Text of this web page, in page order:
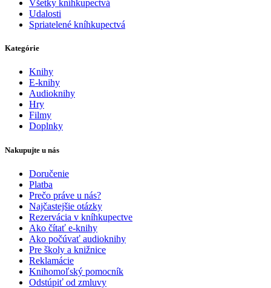
Všetky kníhkupectvá
Udalosti
Spriatelené kníhkupectvá
Kategórie
Knihy
E-knihy
Audioknihy
Hry
Filmy
Doplnky
Nakupujte u nás
Doručenie
Platba
Prečo práve u nás?
Najčastejšie otázky
Rezervácia v kníhkupectve
Ako čítať e-knihy
Ako počúvať audioknihy
Pre školy a knižnice
Reklamácie
Knihomoľský pomocník
Odstúpiť od zmluvy